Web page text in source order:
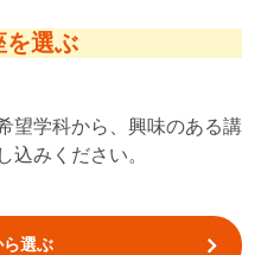
を選ぶ
望学科から、興味のある講
込みください。
ら選ぶ